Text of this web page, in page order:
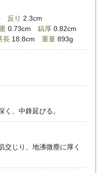
反り 2.3cm
0.73cm鎬厚 0.82cm
長 18.8cm重量 893g
く、中鋒延びる。
交じり、地沸微塵に厚く